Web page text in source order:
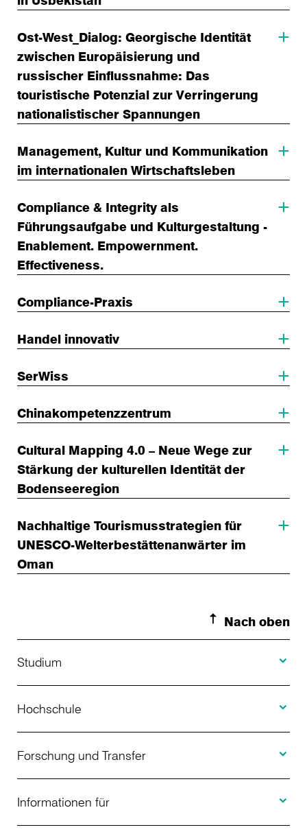
Ost-West_Dialog: Georgische Identität
zwischen Europäisierung und
russischer Einflussnahme: Das
touristische Potenzial zur Verringerung
nationalistischer Spannungen
Management, Kultur und Kommunikation
im internationalen Wirtschaftsleben
Compliance & Integrity als
Führungsaufgabe und Kulturgestaltung -
Enablement. Empowernment.
Effectiveness.
Compliance-Praxis
Handel innovativ
SerWiss
Chinakompetenzzentrum
Cultural Mapping 4.0 – Neue Wege zur
Stärkung der kulturellen Identität der
Bodenseeregion
Nachhaltige Tourismusstrategien für
UNESCO-Welterbestättenanwärter im
Oman
Nach oben
Studium
Studienangebot
Bewerbung
Studienberatung
Hochschule
Über uns
Aktuelles
Forschung und Transfer
Projekte
Informationen für